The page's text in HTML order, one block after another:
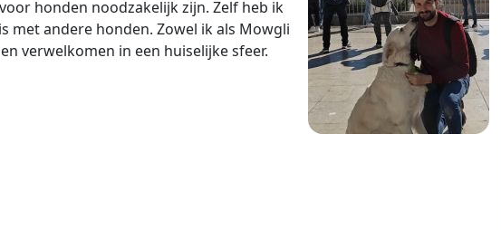
honden noodzakelijk zijn. Zelf heb ik
met andere honden. Zowel ik als Mowgli
verwelkomen in een huiselijke sfeer.